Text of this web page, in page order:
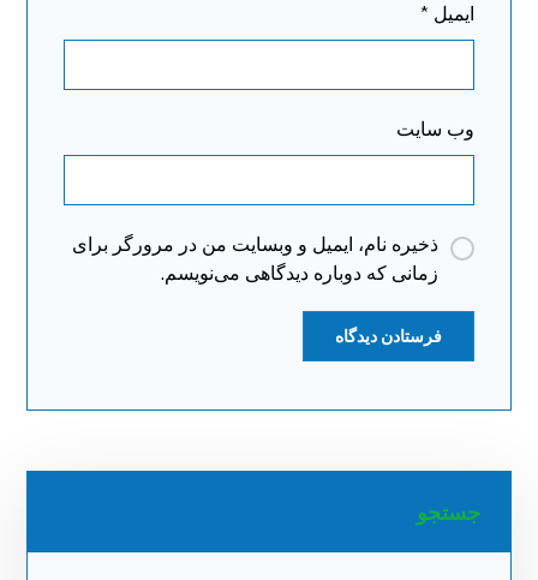
ایمیل *
وب‌ سایت
ذخیره نام، ایمیل و وبسایت من در مرورگر برای
زمانی که دوباره دیدگاهی می‌نویسم.
جستجو